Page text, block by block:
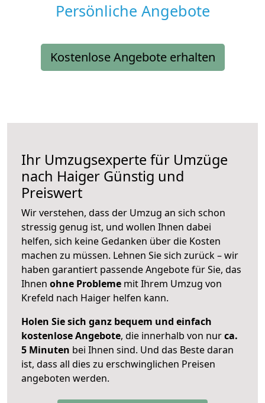
Persönliche Angebote
Kostenlose Angebote erhalten
Ihr Umzugsexperte für Umzüge
nach Haiger Günstig und
Preiswert
Wir verstehen, dass der Umzug an sich schon
stressig genug ist, und wollen Ihnen dabei
helfen, sich keine Gedanken über die Kosten
machen zu müssen. Lehnen Sie sich zurück – wir
haben garantiert passende Angebote für Sie, das
Ihnen ohne Probleme mit Ihrem Umzug von
Krefeld nach Haiger helfen kann.
Holen Sie sich ganz bequem und einfach
kostenlose Angebote, die innerhalb von nurca.
5 Minuten bei Ihnen sind. Und das Beste daran
ist, dass all dies zu erschwinglichen Preisen
angeboten werden.